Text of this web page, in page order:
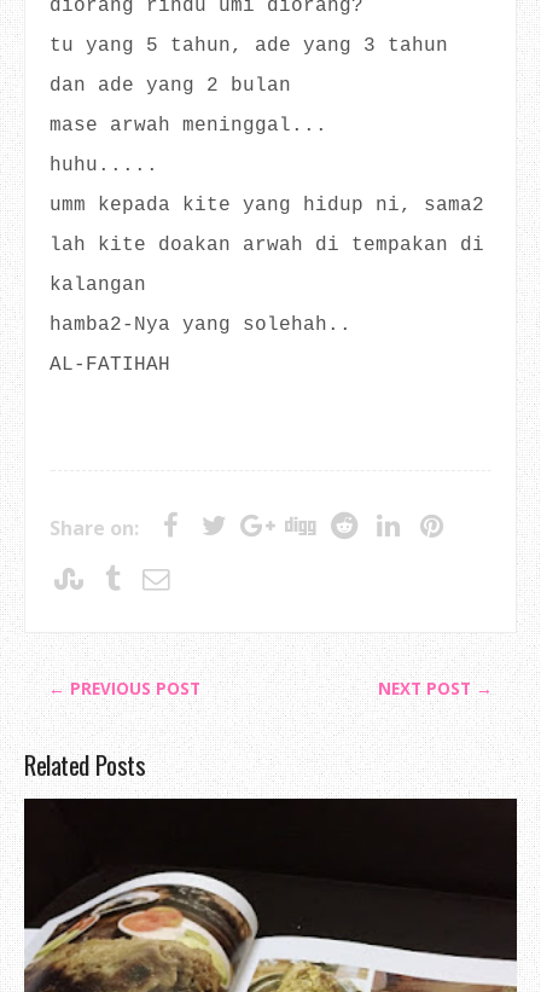
diorang rindu umi diorang?
tu yang 5 tahun, ade yang 3 tahun
dan ade yang 2 bulan
mase arwah meninggal...
huhu.....
umm kepada kite yang hidup ni, sama2
lah kite doakan arwah di tempakan di
kalangan
hamba2-Nya yang solehah..
AL-FATIHAH
Share on:
← PREVIOUS POST NEXT POST →
Related Posts